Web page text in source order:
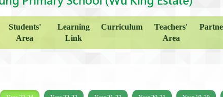
Students'
Area
Learning
Link
Curriculum
Teachers'
Area